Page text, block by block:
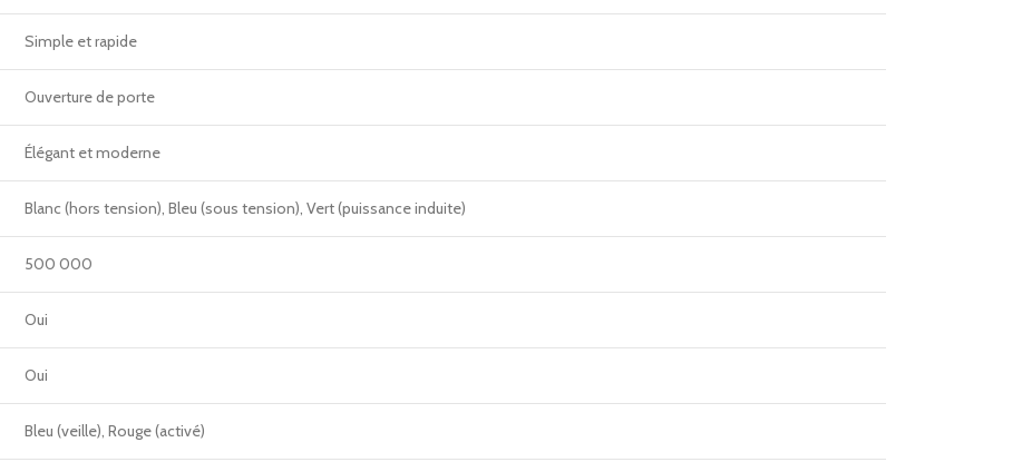
Simple et rapide
Ouverture de porte
Élégant et moderne
Blanc (hors tension), Bleu (sous tension), Vert (puissance induite)
500 000
Oui
Oui
Bleu (veille), Rouge (activé)